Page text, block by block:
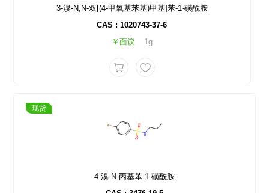
3-溴-N,N-双[(4-甲氧基苯基)甲基]苯-1-磺酰胺
CAS : 1020743-37-6
￥面议
1g
现货
4-溴-N-丙基苯-1-磺酰胺